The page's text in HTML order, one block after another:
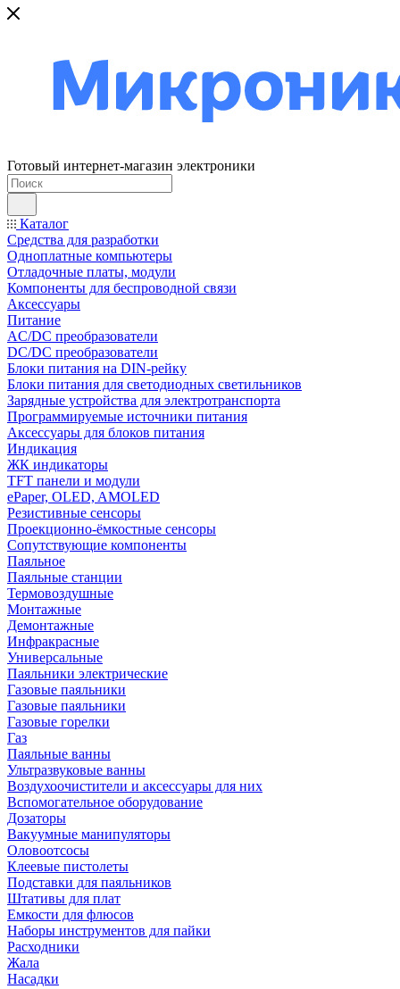
Готовый интернет-магазин электроники
Каталог
Средства для разработки
Одноплатные компьютеры
Отладочные платы, модули
Компоненты для беспроводной связи
Аксессуары
Питание
AC/DC преобразователи
DC/DC преобразователи
Блоки питания на DIN-рейку
Блоки питания для светодиодных светильников
Зарядные устройства для электротранспорта
Программируемые источники питания
Аксессуары для блоков питания
Индикация
ЖК индикаторы
TFT панели и модули
ePaper, OLED, AMOLED
Резистивные сенсоры
Проекционно-ёмкостные сенсоры
Сопутствующие компоненты
Паяльное
Паяльные станции
Термовоздушные
Монтажные
Демонтажные
Инфракрасные
Универсальные
Паяльники электрические
Газовые паяльники
Газовые паяльники
Газовые горелки
Газ
Паяльные ванны
Ультразвуковые ванны
Воздухоочистители и аксессуары для них
Вспомогательное оборудование
Дозаторы
Вакуумные манипуляторы
Оловоотсосы
Клеевые пистолеты
Подставки для паяльников
Штативы для плат
Емкости для флюсов
Наборы инструментов для пайки
Расходники
Жала
Насадки